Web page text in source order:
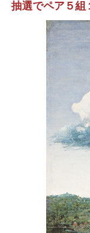
抽選でペア５